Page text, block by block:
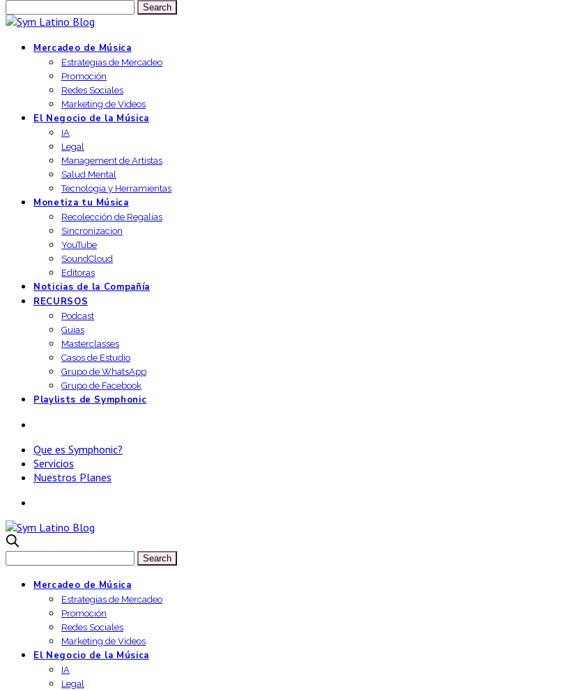
Mercadeo de Música
Estrategias de Mercadeo
Promoción
Redes Sociales
Marketing de Videos
El Negocio de la Música
IA
Legal
Management de Artistas
Salud Mental
Tecnología y Herramientas
Monetiza tu Música
Recolección de Regalías
Sincronizacion
YouTube
SoundCloud
Editoras
Noticias de la Compañía
RECURSOS
Podcast
Guias
Masterclasses
Casos de Estudio
Grupo de WhatsApp
Grupo de Facebook
Playlists de Symphonic
Que es Symphonic?
Servicios
Nuestros Planes
Mercadeo de Música
Estrategias de Mercadeo
Promoción
Redes Sociales
Marketing de Videos
El Negocio de la Música
IA
Legal